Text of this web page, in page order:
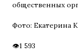
общественных
Фото: Екатерина
1 593